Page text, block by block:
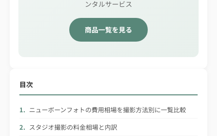
ンタルサービス
商品一覧を見る
目次
ニューボーンフォトの費用相場を撮影方法別に一覧比較
スタジオ撮影の料金相場と内訳